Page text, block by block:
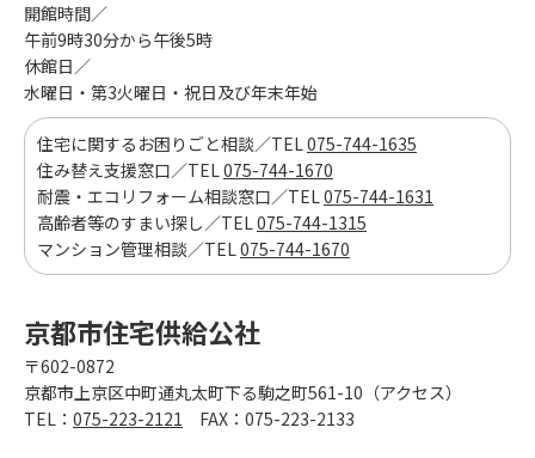
開館時間／
午前9時30分から午後5時
休館日／
水曜日・第3火曜日・祝日及び年末年始
住宅に関するお困りごと相談／TEL 075-744-1635
住み替え支援窓口／TEL 075-744-1670
耐震・エコリフォーム相談窓口／TEL 075-744-1631
高齢者等のすまい探し／TEL 075-744-1315
マンション管理相談／TEL 075-744-1670
京都市住宅供給公社
〒602-0872
京都市上京区中町通丸太町下る駒之町561-10（アクセス）
TEL： 075-223-2121 FAX：075-223-2133